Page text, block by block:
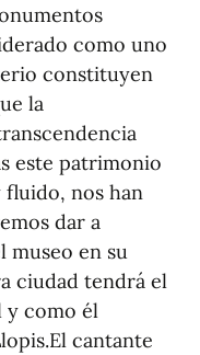
como uno
constituyen
la
este patrimonio
fluido, nos han
dar a
museo en su
ciudad tendrá el
y como él
cantante